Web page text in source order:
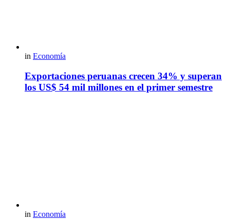
in Economía
Exportaciones peruanas crecen 34% y superan
los US$ 54 mil millones en el primer semestre
in Economía